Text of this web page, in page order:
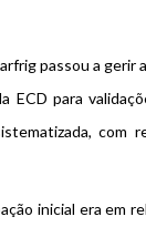
passou a gerir
ECD para
com
inicial era em